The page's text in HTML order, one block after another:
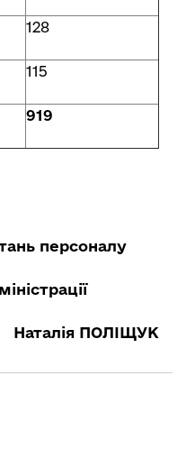
128
115
919
персоналу
Наталія ПОЛІЩУК